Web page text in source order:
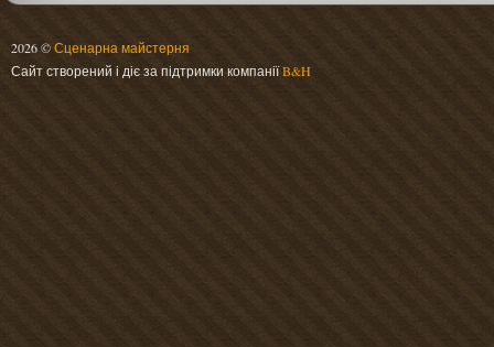
2026 ©Сценарна майстерня
Сайт створений і діє за підтримки компаніїB&H